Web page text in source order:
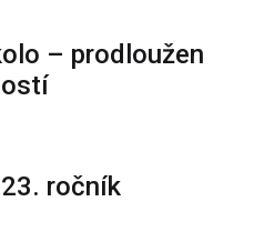
– prodloužen
ročník